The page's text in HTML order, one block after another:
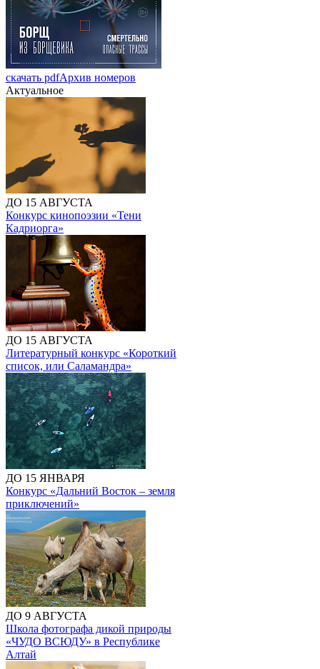
скачать pdfАрхив номеров
Актуальное
ДО 15 АВГУСТА
Конкурс кинопоэзии «Тени
Кадриорга»
ДО 15 АВГУСТА
Литературный конкурс «Короткий
список, или Саламандра»
ДО 15 ЯНВАРЯ
Конкурс «Дальний Восток – земля
приключений»
ДО 9 АВГУСТА
Школа фотографа дикой природы
«ЧУДО ВСЮДУ» в Республике
Алтай